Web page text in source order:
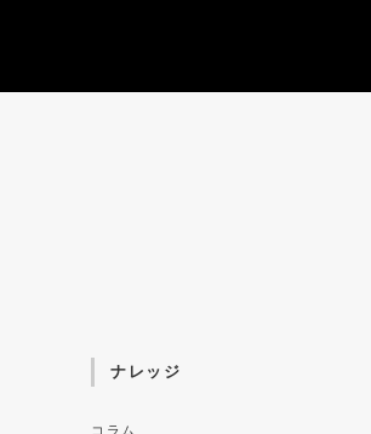
ナレッジ
コラム